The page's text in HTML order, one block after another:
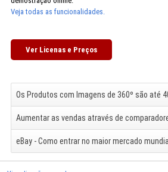
Veja todas as funcionalidades.
Ver Licenas e Preços
Os Produtos com Imagens de 360º são até
Aumentar as vendas através de
eBay - Como entrar no maior mercado